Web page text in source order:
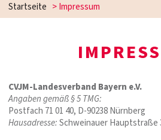
Startseite >Impressum
CVJM-Landesverband Bayern e.V.
Angaben gemäß § 5 TMG:
Postfach 71 01 40, D-90238 Nürnberg
Hausadresse:Schweinauer Hauptstraße